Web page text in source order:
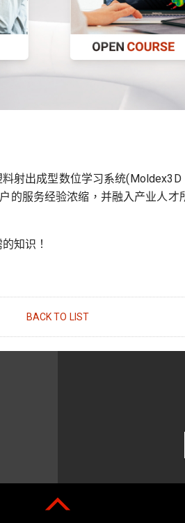
射出成型数位学习系统
服务经验浓缩，并融入产业人
知识！
BACK TO LIST